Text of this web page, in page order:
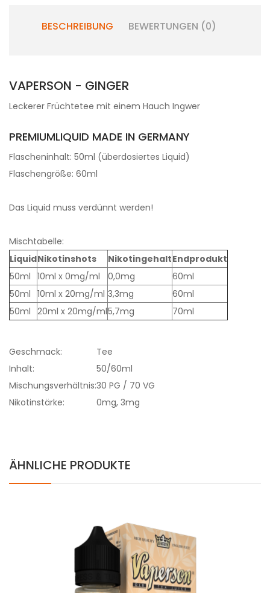
BESCHREIBUNG BEWERTUNGEN (0)
VAPERSON - GINGER
Leckerer Früchtetee mit einem Hauch Ingwer
PREMIUMLIQUID MADE IN GERMANY
Flascheninhalt: 50ml (überdosiertes Liquid)
Flaschengröße: 60ml
Das Liquid muss verdünnt werden!
Mischtabelle:
LiquidNikotinshots NikotingehaltEndprodukt
50ml 10ml x 0mg/ml 0,0mg
60ml
50ml 10ml x 20mg/ml 3,3mg
60ml
50ml 20ml x 20mg/ml5,7mg 70ml
Geschmack:
Tee
Inhalt:
50/60ml
Mischungsverhältnis:30 PG / 70 VG
Nikotinstärke:
0mg, 3mg
ÄHNLICHE PRODUKTE